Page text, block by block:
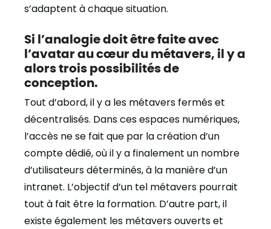
s’adaptent à chaque situation.
Si l’analogie doit être faite avec
l’avatar au cœur du métavers, il y a
alors trois possibilités de
conception.
Tout d’abord, il y a les métavers fermés et
décentralisés. Dans ces espaces numériques,
l’accès ne se fait que par la création d’un
compte dédié, où il y a finalement un nombre
d’utilisateurs déterminés, à la manière d’un
intranet. L’objectif d’un tel métavers pourrait
tout à fait être la formation. D’autre part, il
existe également les métavers ouverts et